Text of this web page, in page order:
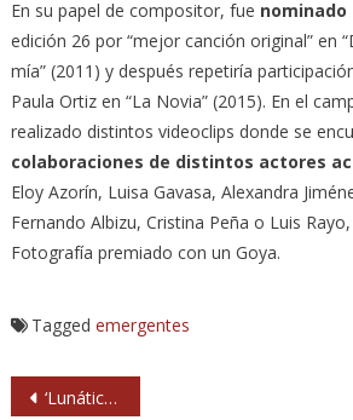
En su papel de compositor, fue nominado
edición 26 por “mejor canción original” en
mía” (2011) y después repetiría
Paula Ortiz en “La Novia” (2015). En el
realizado distintos videoclips donde se
colaboraciones de distintos actores
Eloy Azorín, Luisa Gavasa, Alexandra
Fernando Albizu, Cristina Peña o Luis
Fotografía premiado con un Goya.
Tagged emergentes
Navegación
‘Lunáticos en Marte’: la rockera colaboración de Javier Sólo y Fernando Madina (Reincidentes)